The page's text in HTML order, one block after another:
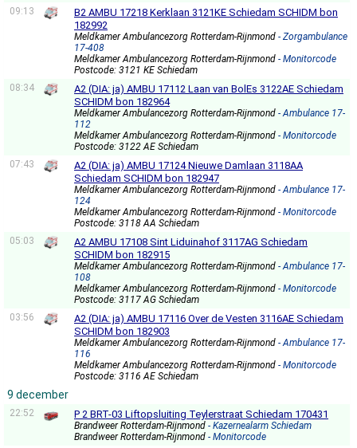
09:13
B2 AMBU 17218 Kerklaan 3121KE Schiedam SCHIDM bon
182992
Meldkamer Ambulancezorg Rotterdam-Rijnmond - Zorgambulance
17-408
Meldkamer Ambulancezorg Rotterdam-Rijnmond - Monitorcode
Postcode: 3121 KE Schiedam
08:34
A2 (DIA: ja) AMBU 17112 Laan van BolEs 3122AE Schiedam
SCHIDM bon 182964
Meldkamer Ambulancezorg Rotterdam-Rijnmond - Ambulance 17-
112
Meldkamer Ambulancezorg Rotterdam-Rijnmond - Monitorcode
Postcode: 3122 AE Schiedam
07:43
A2 (DIA: ja) AMBU 17124 Nieuwe Damlaan 3118AA
Schiedam SCHIDM bon 182947
Meldkamer Ambulancezorg Rotterdam-Rijnmond - Ambulance 17-
124
Meldkamer Ambulancezorg Rotterdam-Rijnmond - Monitorcode
Postcode: 3118 AA Schiedam
05:03
A2 AMBU 17108 Sint Liduinahof 3117AG Schiedam
SCHIDM bon 182915
Meldkamer Ambulancezorg Rotterdam-Rijnmond - Ambulance 17-
108
Meldkamer Ambulancezorg Rotterdam-Rijnmond - Monitorcode
Postcode: 3117 AG Schiedam
03:56
A2 (DIA: ja) AMBU 17116 Over de Vesten 3116AE Schiedam
SCHIDM bon 182903
Meldkamer Ambulancezorg Rotterdam-Rijnmond - Ambulance 17-
116
Meldkamer Ambulancezorg Rotterdam-Rijnmond - Monitorcode
Postcode: 3116 AE Schiedam
9 december
22:52 P 2 BRT-03 Liftopsluiting Teylerstraat Schiedam 170431
Brandweer Rotterdam-Rijnmond - Kazernealarm Schiedam
Brandweer Rotterdam-Rijnmond - Monitorcode